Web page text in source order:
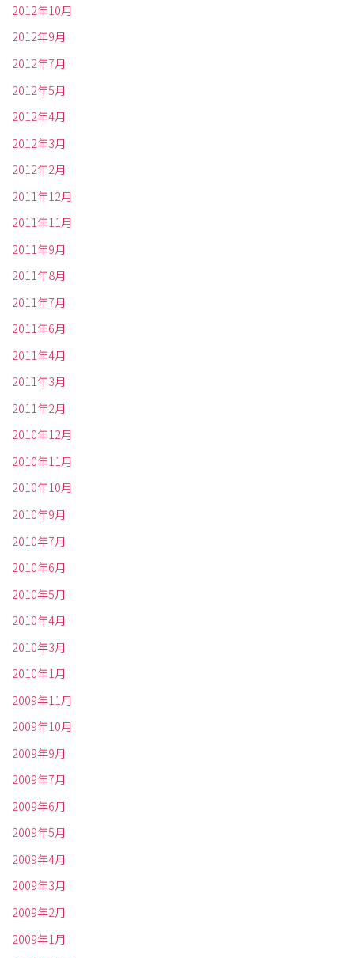
2012年10月
2012年9月
2012年7月
2012年5月
2012年4月
2012年3月
2012年2月
2011年12月
2011年11月
2011年9月
2011年8月
2011年7月
2011年6月
2011年4月
2011年3月
2011年2月
2010年12月
2010年11月
2010年10月
2010年9月
2010年7月
2010年6月
2010年5月
2010年4月
2010年3月
2010年1月
2009年11月
2009年10月
2009年9月
2009年7月
2009年6月
2009年5月
2009年4月
2009年3月
2009年2月
2009年1月